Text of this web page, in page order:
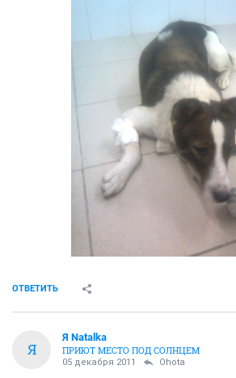
ОТВЕТИТЬ
Я
Я Natalka
ПРИЮТ МЕСТО ПОД СОЛНЦЕМ
05 декабря 2011 Ohota